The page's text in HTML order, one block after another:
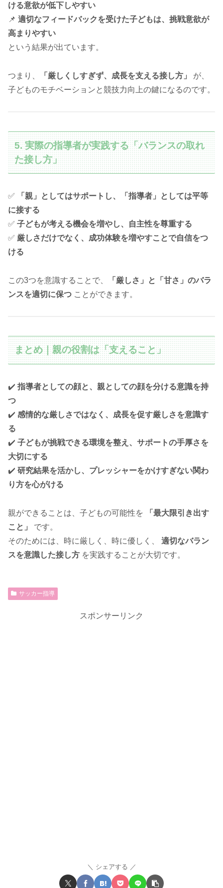
ける意欲が低下しやすい
📌 適切なフィードバックを受けた子どもは、挑戦意欲が
高まりやすい
という結果が出ています。
つまり、 「厳しくしすぎず、成長を支える接し方」
が、
子どものモチベーションと競技力向上の鍵になるのです。
5. 実際の指導者が実践する「バランスの取れ
た接し方」
✅
「親」としてはサポートし、「指導者」としては平等
に接する
✅ 子どもが考える機会を増やし、自主性を尊重する
✅ 厳しさだけでなく、成功体験を増やすことで自信をつ
ける
この3つを意識することで、
「厳しさ」と「甘さ」のバラ
ンスを適切に保つ ことができます。
まとめ｜親の役割は「支えること」
✔️ 指導者としての顔と、親としての顔を分ける意識を持
つ
✔️ 感情的な厳しさではなく、成長を促す厳しさを意識す
る
✔️ 子どもが挑戦できる環境を整え、サポートの手厚さを
大切にする
✔️ 研究結果を活かし、プレッシャーをかけすぎない関わ
り方を心がける
親ができることは、子どもの可能性を
「最大限引き出す
こと」
です。
そのためには、時に厳しく、時に優しく、 適切なバラン
スを意識した接し方 を実践することが大切です。
サッカー指導
スポンサーリンク
シェアする